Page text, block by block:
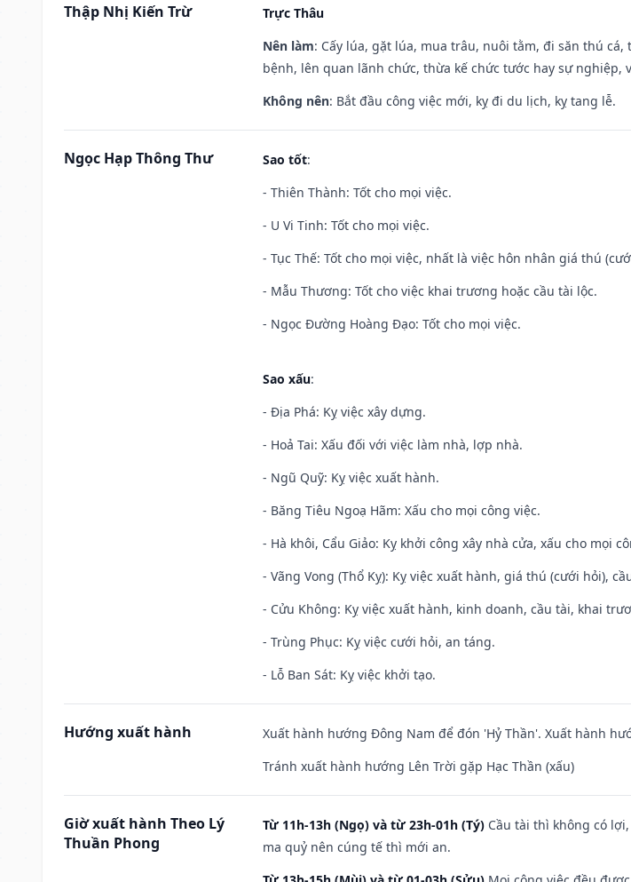
Thập Nhị Kiến Trừ
Trực Thâu
Nên làm: Cấy lúa, gặt lúa, mua trâu, nuôi tằm, đi săn thú
bệnh, lên quan lãnh chức, thừa kế chức tước hay sự nghiệp,
Không nên: Bắt đầu công việc mới, kỵ đi du lịch, kỵ tang lễ.
Ngọc Hạp Thông Thư Sao tốt:
- Thiên Thành: Tốt cho mọi việc.
- U Vi Tinh: Tốt cho mọi việc.
- Tục Thế: Tốt cho mọi việc, nhất là việc hôn nhân giá thú
- Mẫu Thương: Tốt cho việc khai trương hoặc cầu tài lộc.
- Ngọc Đường Hoàng Đạo: Tốt cho mọi việc.
Sao xấu:
- Địa Phá: Kỵ việc xây dựng.
- Hoả Tai: Xấu đối với việc làm nhà, lợp nhà.
- Ngũ Quỹ: Kỵ việc xuất hành.
- Băng Tiêu Ngoạ Hãm: Xấu cho mọi công việc.
- Hà khôi, Cẩu Giảo: Kỵ khởi công xây nhà cửa, xấu cho mọi
- Vãng Vong (Thổ Kỵ): Kỵ việc xuất hành, giá thú (cưới hỏi),
- Cửu Không: Kỵ việc xuất hành, kinh doanh, cầu tài, khai
- Trùng Phục: Kỵ việc cưới hỏi, an táng.
- Lỗ Ban Sát: Kỵ việc khởi tạo.
Hướng xuất hành
Xuất hành hướng Đông Nam để đón 'Hỷ Thần'. Xuất hành
Tránh xuất hành hướng Lên Trời gặp Hạc Thần (xấu)
Giờ xuất hành Theo Lý
Thuần Phong
Từ 11h-13h (Ngọ) và từ 23h-01h (Tý) Cầu tài thì không có
ma quỷ nên cúng tế thì mới an.